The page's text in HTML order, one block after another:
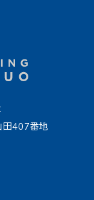
407番地